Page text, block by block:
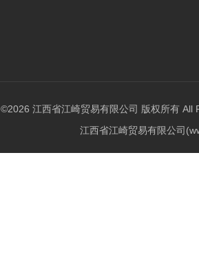
©2026 江西省江崎贸易有限公司 版权所有 All
江西省江崎贸易有限公司